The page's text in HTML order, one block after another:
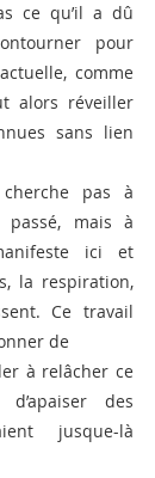
ce qu’il a dû
pour
comme
alors réveiller
sans lien
pas à
passé, mais à
ici et
la respiration,
Ce travail
de
à relâcher ce
des
jusque-là